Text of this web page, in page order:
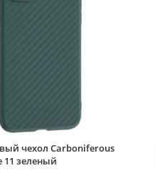
чехол Carboniferous
11 зеленый